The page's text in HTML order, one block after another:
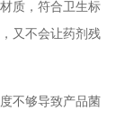
质，符合卫生标
又不会让药剂残
不够导致产品菌